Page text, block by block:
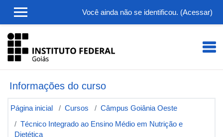
Você ainda não se identificou. (Acessar)
Informações do curso
Página inicial Cursos
Câmpus Goiânia Oeste
Técnico Integrado ao Ensino Médio em Nutrição e
Dietética